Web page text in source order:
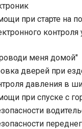
при старте на
контроля
меня домой"
дверей при
давления в
при спуске с